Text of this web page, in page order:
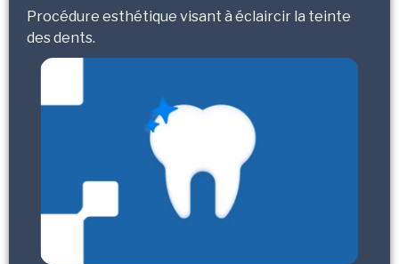
Procédure esthétique visant à éclaircir la teinte
des dents.